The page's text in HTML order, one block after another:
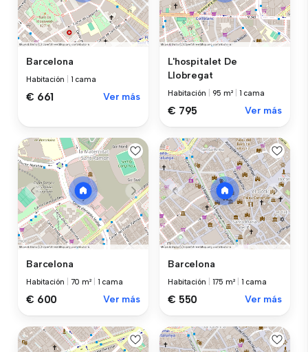
Barcelona
Habitación 1 cama
€ 661 Ver más
L'hospitalet De
Llobregat
Habitación 95 m² 1 cama
€ 795 Ver más
Barcelona
Habitación 70 m² 1 cama
€ 600 Ver más
Barcelona
Habitación 175 m² 1 cama
€ 550 Ver más